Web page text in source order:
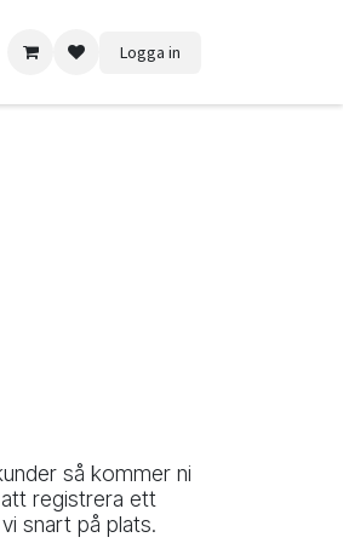
Logga in
så kommer ni
registrera ett
snart på plats.